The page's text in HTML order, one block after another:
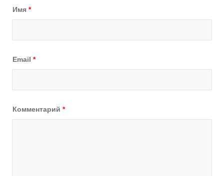
Имя *
Email *
Комментарий *